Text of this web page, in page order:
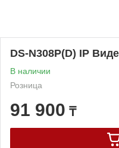
DS-N308P(D) IP
В наличии
Розница
91 900 ₸